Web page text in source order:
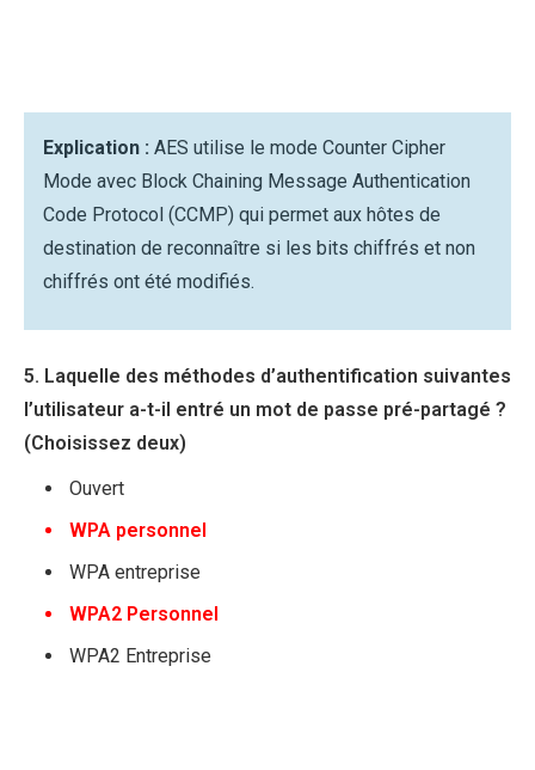
Explication : AES utilise le mode Counter Cipher
Mode avec Block Chaining Message Authentication
Code Protocol (CCMP) qui permet aux hôtes de
destination de reconnaître si les bits chiffrés et non
chiffrés ont été modifiés.
5. Laquelle des méthodes d’authentification suivantes
l’utilisateur a-t-il entré un mot de passe pré-partagé ?
(Choisissez deux)
Ouvert
WPA personnel
WPA entreprise
WPA2 Personnel
WPA2 Entreprise